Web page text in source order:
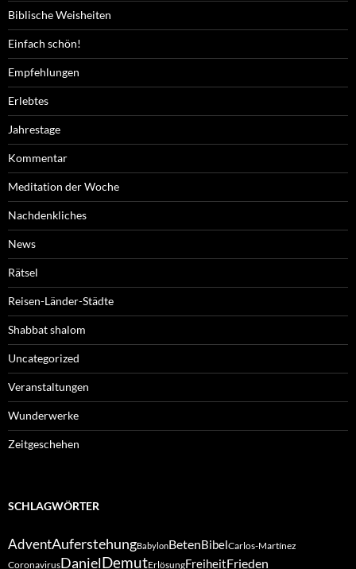
Biblische Weisheiten
Einfach schön!
Empfehlungen
Erlebtes
Jahrestage
Kommentar
Meditation der Woche
Nachdenkliches
News
Rätsel
Reisen-Länder-Städte
Shabbat shalom
Uncategorized
Veranstaltungen
Wunderwerke
Zeitgeschehen
SCHLAGWÖRTER
AdventAuferstehungBabylonBetenBibelCarlos-Martínez
CoronavirusDanielDemutErlösungFreiheitFrieden